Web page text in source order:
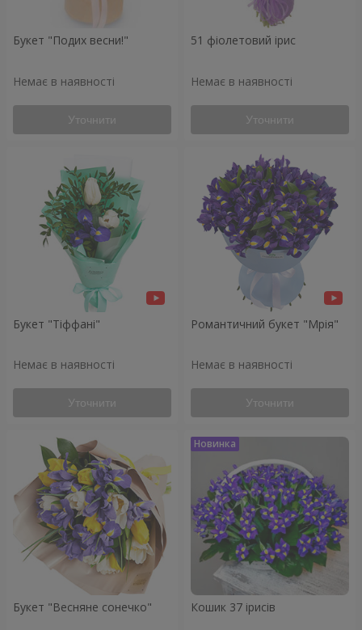
Букет "Подих весни!"
Немає в наявності
Уточнити
51 фіолетовий ірис
Немає в наявності
Уточнити
Букет "Тіффані"
Немає в наявності
Уточнити
Романтичний букет "Мрія"
Немає в наявності
Уточнити
Букет "Весняне сонечко" Кошик 37 ірисів